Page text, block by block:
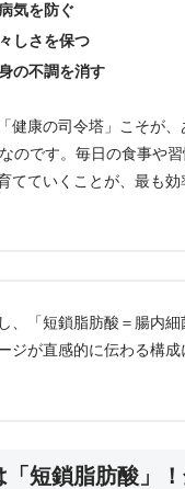
気を防ぐ
しさを保つ
の不調を消す
健康の司令塔」こそが
のです。毎日の食事や
てていくことが、最も
、「短鎖脂肪酸＝腸内
ジが直感的に伝わる構成
短鎖脂肪酸」